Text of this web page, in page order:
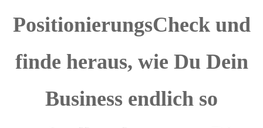
PositionierungsCheckund
finde heraus, wie Du Dein
Business endlich so